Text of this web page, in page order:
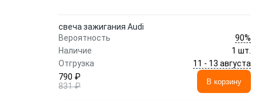
свеча зажигания Audi
Вероятность
90%
Наличие
1 шт.
Отгрузка
11 - 13 августа
790 ₽
831 ₽
В корзину